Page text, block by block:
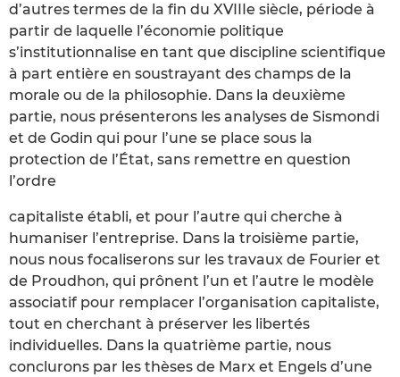
d’autres termes de la fin du XVIIIe siècle, période à
partir de laquelle l’économie politique
s’institutionnalise en tant que discipline scientifique
à part entière en soustrayant des champs de la
morale ou de la philosophie. Dans la deuxième
partie, nous présenterons les analyses de Sismondi
et de Godin qui pour l’une se place sous la
protection de l’État, sans remettre en question
l’ordre
capitaliste établi, et pour l’autre qui cherche à
humaniser l’entreprise. Dans la troisième partie,
nous nous focaliserons sur les travaux de Fourier et
de Proudhon, qui prônent l’un et l’autre le modèle
associatif pour remplacer l’organisation capitaliste,
tout en cherchant à préserver les libertés
individuelles. Dans la quatrième partie, nous
conclurons par les thèses de Marx et Engels d’une